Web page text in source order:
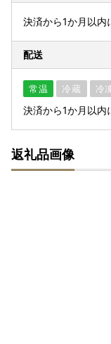
決済から1か月以内
配送
常温 冷蔵 冷
決済から1か月以内
返礼品画像